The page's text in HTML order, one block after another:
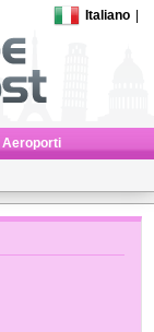
Italiano
Aeroporti